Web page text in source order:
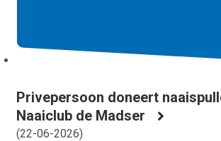
Privepersoon doneert
Naaiclub de Madser
(22-06-2026)